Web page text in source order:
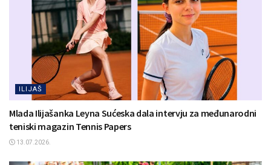
ILIJAŠ
Mlada Ilijašanka Leyna Sućeska dala intervju za međunarodni
teniski magazin Tennis Papers
13.07.2026.